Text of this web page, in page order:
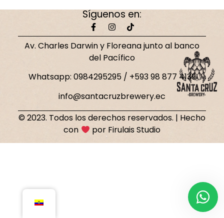
Síguenos en:
Av. Charles Darwin y Floreana junto al banco
del Pacífico
Whatsapp: 0984295295 / +593 98 877 4139
info@santacruzbrewery.ec
© 2023. Todos los derechos reservados. | Hecho
con
por Firulais Studio